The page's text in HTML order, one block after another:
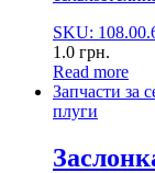
SKU:
1.0 грн.
Read more
Запчасти за
плуги